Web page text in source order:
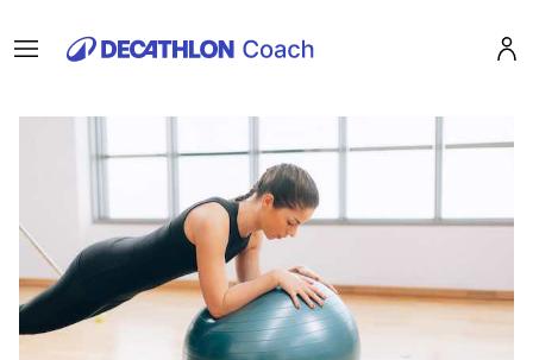
Menu